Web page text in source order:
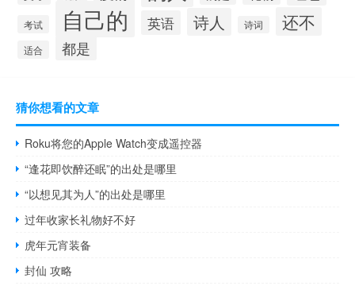
考试 自己的 英语 诗人 诗词 还不
适合 都是
猜你想看的文章
Roku将您的Apple Watch变成遥控器
“逢花即饮醉还眠”的出处是哪里
“以想见其为人”的出处是哪里
过年收家长礼物好不好
虎年元宵装备
封仙 攻略